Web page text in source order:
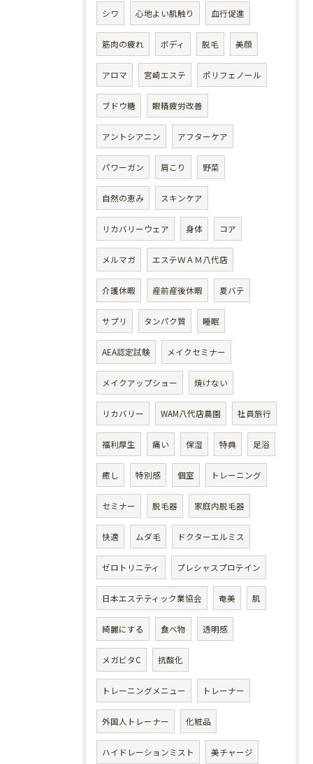
シワ 心地よい肌触り 血行促進
筋肉の疲れ ボディ 脱毛 美顔
アロマ 宮崎エステ ポリフェノール
ブドウ糖 眼精疲労改善
アントシアニン アフターケア
パワーガン 肩こり 野菜
自然の恵み スキンケア
リカバリーウェア 身体 コア
メルマガ エステＷＡＭ八代店
介護休暇 産前産後休暇 夏バテ
サプリ タンパク質 睡眠
AEA認定試験 メイクセミナー
メイクアップショー 焼けない
リカバリー WAM八代店農園 社員旅行
福利厚生 痛い 保湿 特典 足浴
癒し 特別感 個室 トレーニング
セミナー 脱毛器 家庭内脱毛器
快適 ムダ毛 ドクターエルミス
ゼロトリニティ プレシャスプロテイン
日本エステティック業協会 奄美 肌
綺麗にする 食べ物 透明感
メガビタC 抗酸化
トレーニングメニュー トレーナー
外国人トレーナー 化粧品
ハイドレーションミスト 美チャージ